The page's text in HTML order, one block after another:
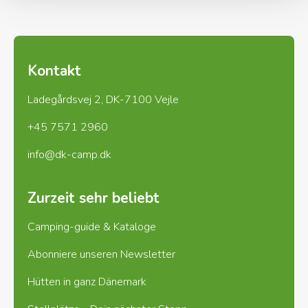
Kontakt
Ladegårdsvej 2, DK-7100 Vejle
+45 7571 2960
info@dk-camp.dk
Zurzeit sehr beliebt
Camping-guide & Kataloge
Abonniere unseren Newsletter
Hütten in ganz Dänemark